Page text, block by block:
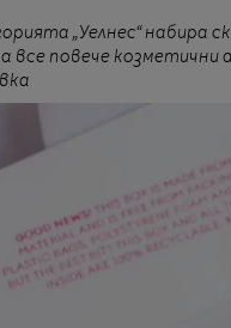
„Уелнес“ набира
а все повече